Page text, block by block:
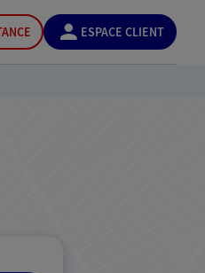
ESPACE CLIENT